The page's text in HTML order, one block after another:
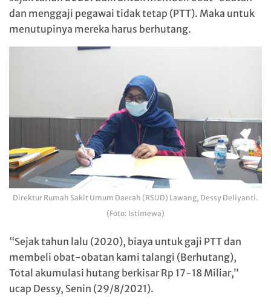
dan menggaji pegawai tidak tetap (PTT). Maka untuk
menutupinya mereka harus berhutang.
Direktur Rumah Sakit Umum Daerah (RSUD) Lawang, Dessy Deliyanti.
(Foto: Istimewa)
“Sejak tahun lalu (2020), biaya untuk gaji PTT dan
membeli obat-obatan kami talangi (Berhutang),
Total akumulasi hutang berkisar Rp 17-18 Miliar,”
ucap Dessy, Senin (29/8/2021).